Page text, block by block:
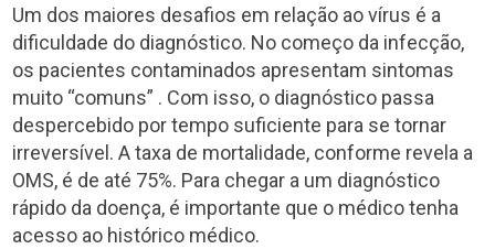
Um dos maiores desafios em relação ao vírus é a
dificuldade do diagnóstico. No começo da infecção,
os pacientes contaminados apresentam sintomas
muito “comuns” . Com isso, o diagnóstico passa
despercebido por tempo suficiente para se tornar
irreversível. A taxa de mortalidade, conforme revela a
OMS, é de até 75%. Para chegar a um diagnóstico
rápido da doença, é importante que o médico tenha
acesso ao histórico médico.